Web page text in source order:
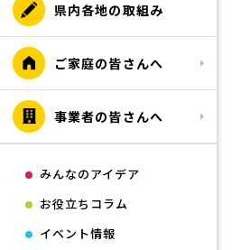
県内各地の取組み
ご家庭の皆さんへ
事業者の皆さんへ
みんなのアイデア
お役立ちコラム
イベント情報